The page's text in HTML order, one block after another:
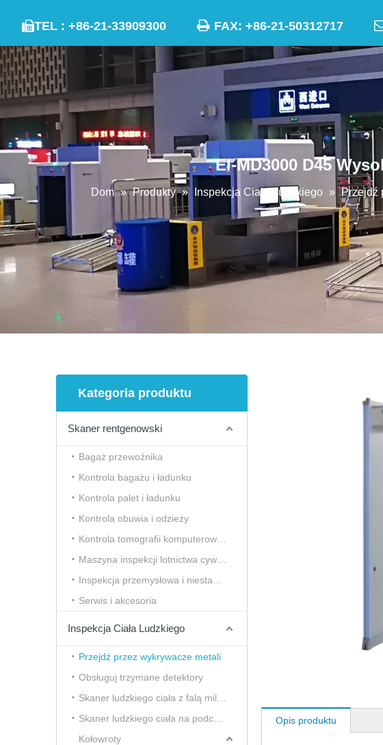
TEL : +86-21-33909300  FAX: +86-21-50312717
EI-MD3000 D45
Dom » Produkty » Inspekcja Ciała Ludzkiego » Przejdź
Kategoria produktu
Skaner rentgenowski
Bagaż przewoźnika
Kontrola bagażu i ładunku
Kontrola palet i ładunku
Kontrola obuwia i odzieży
Serwis i akcesoria
Inspekcja Ciała Ludzkiego
Przejdź przez wykrywacze metali
Obsługuj trzymane detektory
Kołowroty
Opis produktu